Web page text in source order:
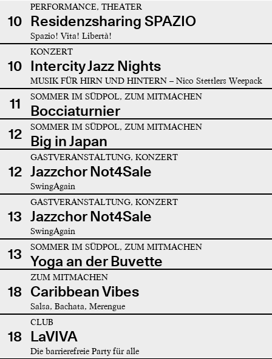
10
PERFORMANCE, THEATER
Residenzsharing SPAZIO
Spazio! Vita! Libertà!
10
KONZERT
Intercity Jazz Nights
MUSIK FÜR HIRN UND HINTERN – Nico Stettlers Weepack
11 SOMMER IM SÜDPOL, ZUM MITMACHEN
Bocciaturnier
12
SOMMER IM SÜDPOL, ZUM MITMACHEN
Big in Japan
12
GASTVERANSTALTUNG, KONZERT
Jazzchor Not4Sale
SwingAgain
13
GASTVERANSTALTUNG, KONZERT
Jazzchor Not4Sale
SwingAgain
13 SOMMER IM SÜDPOL, ZUM MITMACHEN
Yoga an der Buvette
18
ZUM MITMACHEN
Caribbean Vibes
Salsa, Bachata, Merengue
18
CLUB
LaVIVA
Die barrierefreie Party für alle